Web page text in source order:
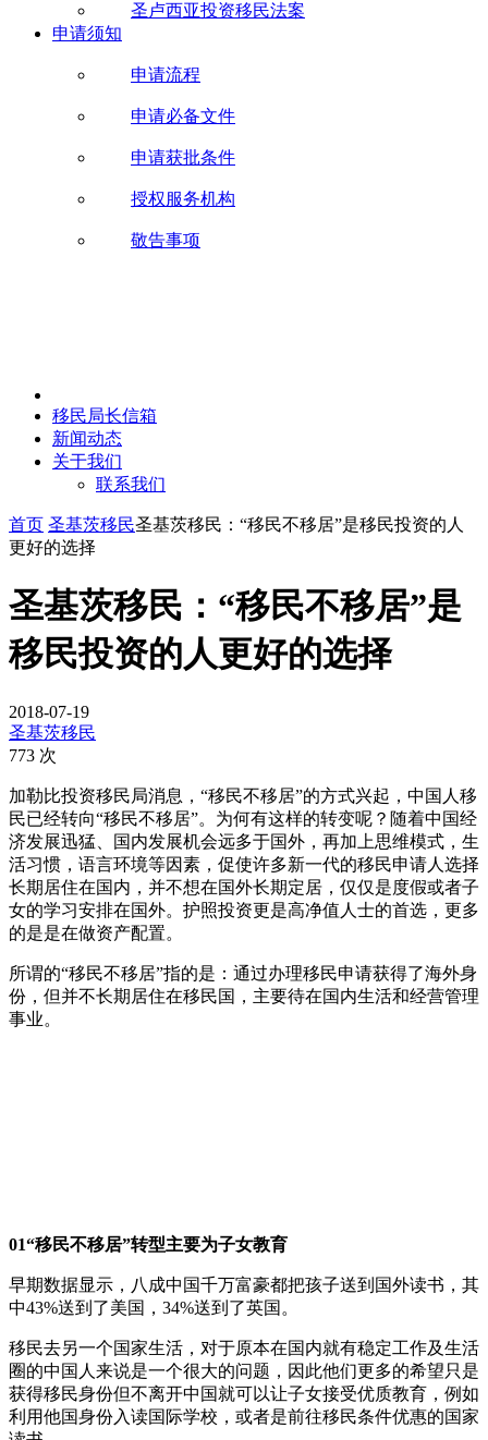
圣卢西亚投资移民法案
申请须知
申请流程
申请必备文件
申请获批条件
授权服务机构
敬告事项
移民局长信箱
新闻动态
关于我们
联系我们
首页 圣基茨移民圣基茨移民：“移民不移居”是移民投资的人
更好的选择
圣基茨移民：“移民不移居”是
移民投资的人更好的选择
2018-07-19
圣基茨移民
773 次
加勒比投资移民局消息，“移民不移居”的方式兴起，中国人移
民已经转向“移民不移居”。为何有这样的转变呢？随着中国经
济发展迅猛、国内发展机会远多于国外，再加上思维模式，生
活习惯，语言环境等因素，促使许多新一代的移民申请人选择
长期居住在国内，并不想在国外长期定居，仅仅是度假或者子
女的学习安排在国外。护照投资更是高净值人士的首选，更多
的是是在做资产配置。
所谓的“移民不移居”指的是：通过办理移民申请获得了海外身
份，但并不长期居住在移民国，主要待在国内生活和经营管理
事业。
01“移民不移居”转型主要为子女教育
早期数据显示，八成中国千万富豪都把孩子送到国外读书，其
中43%送到了美国，34%送到了英国。
移民去另一个国家生活，对于原本在国内就有稳定工作及生活
圈的中国人来说是一个很大的问题，因此他们更多的希望只是
获得移民身份但不离开中国就可以让子女接受优质教育，例如
利用他国身份入读国际学校，或者是前往移民条件优惠的国家